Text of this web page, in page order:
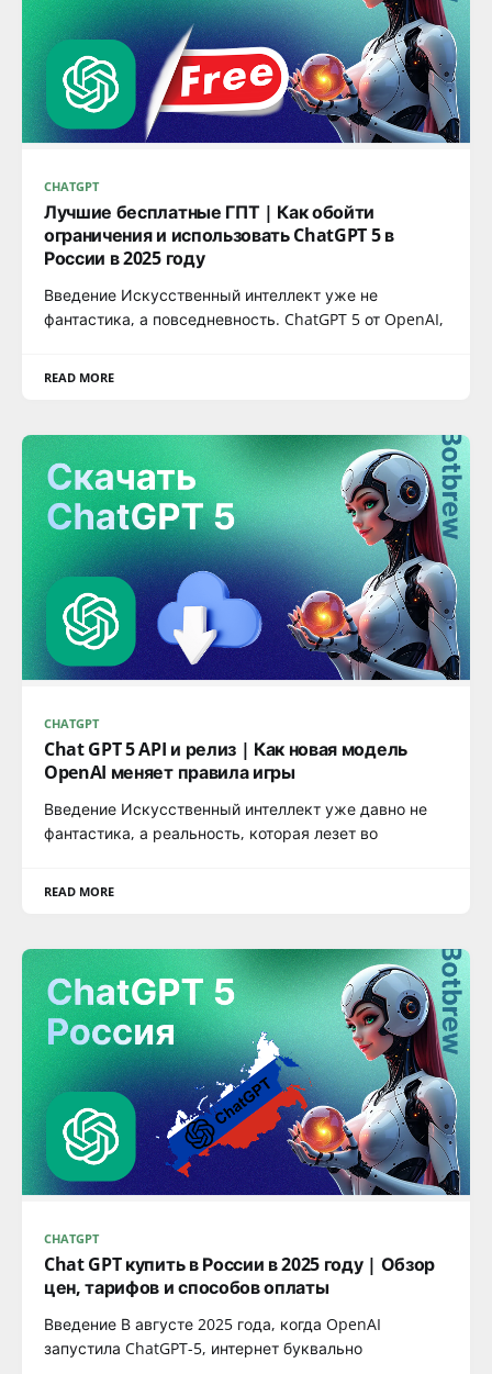
CHATGPT
Лучшие бесплатные ГПТ | Как обойти
ограничения и использовать ChatGPT 5 в
России в 2025 году
Введение Искусственный интеллект уже не
фантастика, а повседневность. ChatGPT 5 от OpenAI,
READ MORE
CHATGPT
Chat GPT 5 API и релиз | Как новая модель
OpenAI меняет правила игры
Введение Искусственный интеллект уже давно не
фантастика, а реальность, которая лезет во
READ MORE
CHATGPT
Chat GPT купить в России в 2025 году | Обзор
цен, тарифов и способов оплаты
Введение В августе 2025 года, когда OpenAI
запустила ChatGPT-5, интернет буквально